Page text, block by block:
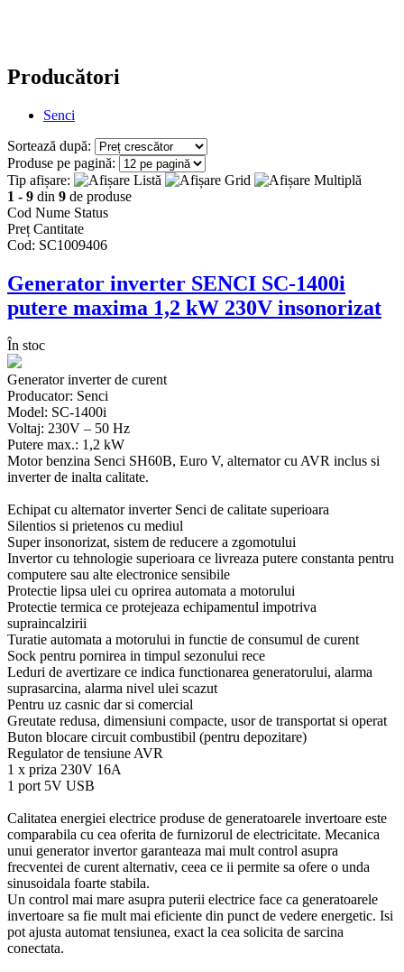
Producători
Senci
Sortează după:
Produse pe pagină:
Tip afișare:
1 - 9 din 9 de produse
Cod Nume Status
Preț Cantitate
Cod: SC1009406
Generator inverter SENCI SC-1400i
putere maxima 1,2 kW 230V insonorizat
În stoc
Generator inverter de curent
Producator: Senci
Model: SC-1400i
Voltaj: 230V – 50 Hz
Putere max.: 1,2 kW
Motor benzina Senci SH60B, Euro V, alternator cu AVR inclus si
inverter de inalta calitate.
Echipat cu alternator inverter Senci de calitate superioara
Silentios si prietenos cu mediul
Super insonorizat, sistem de reducere a zgomotului
Invertor cu tehnologie superioara ce livreaza putere constanta pentru
computere sau alte electronice sensibile
Protectie lipsa ulei cu oprirea automata a motorului
Protectie termica ce protejeaza echipamentul impotriva
supraincalzirii
Turatie automata a motorului in functie de consumul de curent
Sock pentru pornirea in timpul sezonului rece
Leduri de avertizare ce indica functionarea generatorului, alarma
suprasarcina, alarma nivel ulei scazut
Pentru uz casnic dar si comercial
Greutate redusa, dimensiuni compacte, usor de transportat si operat
Buton blocare circuit combustibil (pentru depozitare)
Regulator de tensiune AVR
1 x priza 230V 16A
1 port 5V USB
Calitatea energiei electrice produse de generatoarele invertoare este
comparabila cu cea oferita de furnizorul de electricitate. Mecanica
unui generator invertor garanteaza mai mult control asupra
frecventei de curent alternativ, ceea ce ii permite sa ofere o unda
sinusoidala foarte stabila.
Un control mai mare asupra puterii electrice face ca generatoarele
invertoare sa fie mult mai eficiente din punct de vedere energetic. Isi
pot ajusta automat tensiunea, exact la cea solicita de sarcina
conectata.